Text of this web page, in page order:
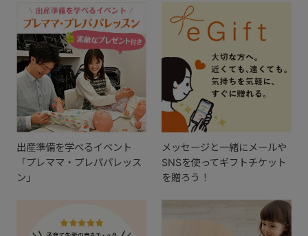
出産準備を学べるイベント
「プレママ・プレパパレッス
ン」
メッセージと一緒にメールや
SNSを使ってギフトチケット
を贈ろう！